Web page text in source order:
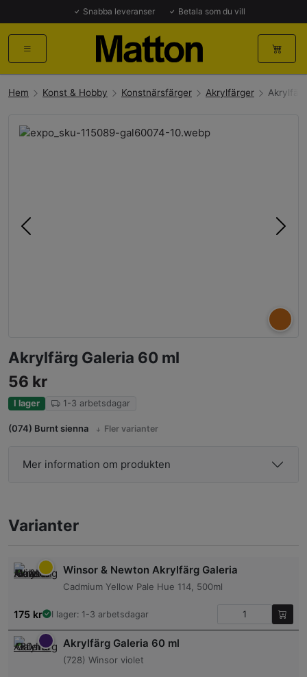
Snabba leveranser Betala som du vill
Hem Konst & Hobby Konstnärsfärger Akrylfärger
Föregående Nästa
Akrylfärg Galeria 60 ml
56 kr
I lager 1-3 arbetsdagar
(074) Burnt sienna Fler varianter
Mer information om produkten
Varianter
Winsor & Newton Akrylfärg Galeria
Cadmium Yellow Pale Hue 114, 500ml
175 kr I lager: 1-3 arbetsdagar
Akrylfärg Galeria 60 ml
(728) Winsor violet